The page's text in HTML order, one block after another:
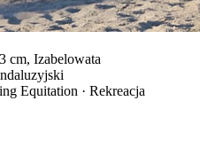
cm, Izabelowata
Equitation · Rekreacja